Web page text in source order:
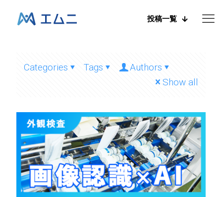
投稿一覧
Categories Tags
Authors
Show all